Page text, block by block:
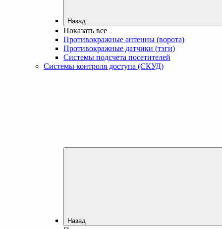
Назад
Показать все
Противокражные антенны (ворота)
Противокражные датчики (тэги)
Системы подсчета посетителей
Системы контроля доступа (СКУД)
Назад